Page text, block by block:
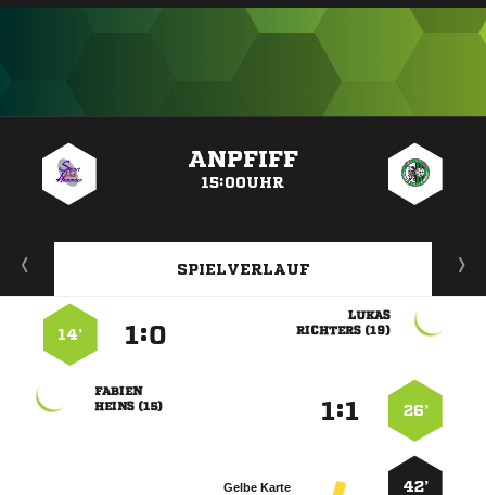
ANPFIFF
15:00UHR
SPIELVERLAUF

 
:
14’
26’
:

 
42’
Gelbe Karte